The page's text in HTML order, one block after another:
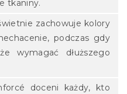
tkaniny.
zachowuje kolory
podczas gdy
wymagać dłuższego
doceni każdy, kto